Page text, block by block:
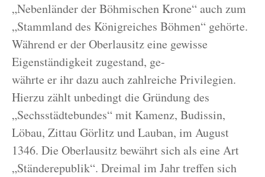
„Nebenländer der Böhmischen Krone“ auch zum
„Stammland des Königreiches Böhmen“ gehörte.
Während er der Oberlausitz eine gewisse
Eigenständigkeit zugestand, ge-
währte er ihr dazu auch zahlreiche Privilegien.
Hierzu zählt unbedingt die Gründung des
„Sechsstädtebundes“ mit Kamenz, Budissin,
Löbau, Zittau Görlitz und Lauban, im August
1346. Die Oberlausitz bewährt sich als eine Art
„Ständerepublik“. Dreimal im Jahr treffen sich